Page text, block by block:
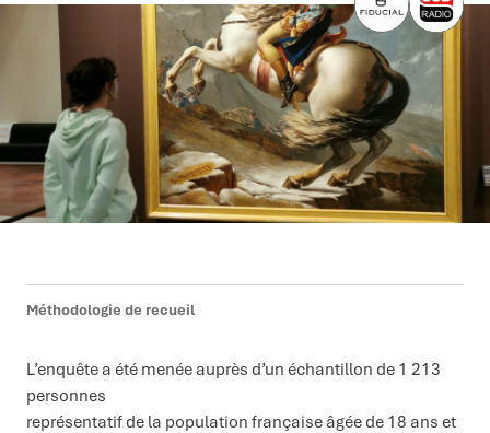
Méthodologie de recueil
L’enquête a été menée auprès d’un échantillon de 1 213
personnes
représentatif de la population française âgée de 18 ans et